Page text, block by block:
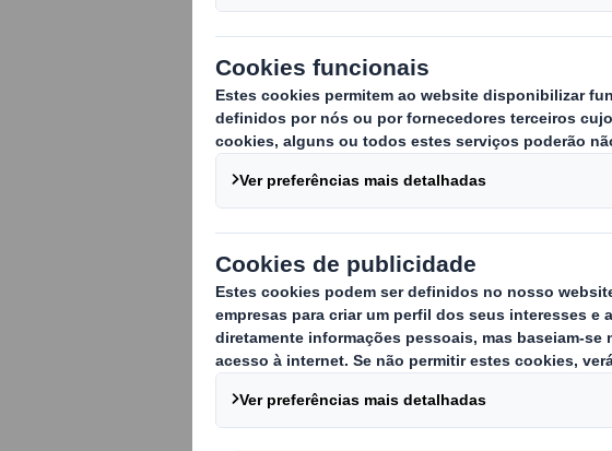
Na era digital, a moda online
das vendas na internet levou
os consumidores a
a partir do conforto das suas
A nível mundial, em 2022, as
mil milhões. Nos próximos
deverá atingir cerca de 1,1